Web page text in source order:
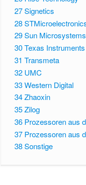
27Signetics
28
29Sun Microsystems
30Texas Instruments
31 Transmeta
32 UMC
33Western Digital
34Zhaoxin
35Zilog
36 Prozessoren aus
37 Prozessoren aus
38Sonstige